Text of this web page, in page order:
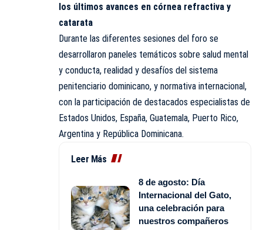
los últimos avances en córnea refractiva y
catarata
Durante las diferentes sesiones del foro se
desarrollaron paneles temáticos sobre salud mental
y conducta, realidad y desafíos del sistema
penitenciario dominicano, y normativa internacional,
con la participación de destacados especialistas de
Estados Unidos, España, Guatemala, Puerto Rico,
Argentina y República Dominicana.
Leer Más
8 de agosto: Día
Internacional del Gato,
una celebración para
nuestros compañeros